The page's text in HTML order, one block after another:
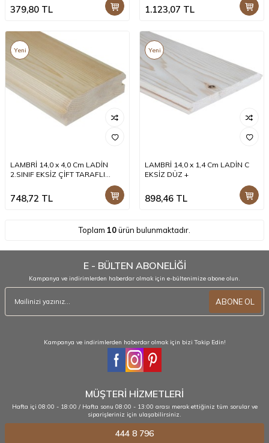
379,80 TL 1.123,07 TL
Yeni
LAMBRİ 14,0 x 4,0 Cm LADİN
2.SINIF EKSİZ ÇİFT TARAFLI
748,72 TL
Yeni
LAMBRİ 14,0 x 1,4 Cm LADİN C
EKSİZ DÜZ +
898,46 TL
Toplam 10ürün bulunmaktadır.
E - BÜLTEN ABONELİĞİ
Kampanya ve indirimlerden haberdar olmak için e-bültenimize abone olun.
ABONE OL
Kampanya ve indirimlerden haberdar olmak için bizi Takip Edin!
MÜŞTERİ HİZMETLERİ
Hafta içi 08:00 - 18:00 / Hafta sonu 08:00 - 13:00 arası merak ettiğiniz tüm sorular ve
siparişleriniz için ulaşabilirsiniz.
444 8 796